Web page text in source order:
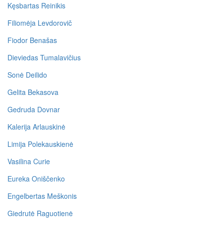
Kęsbartas Reinikis
Filiomėja Levdorovič
Fiodor Benašas
Dieviedas Tumalavičius
Sonė Deilido
Gelita Bekasova
Gedruda Dovnar
Kalerija Arlauskinė
Limija Polekauskienė
Vasilina Curie
Eureka Oniščenko
Engelbertas Meškonis
Giedrutė Raguotienė